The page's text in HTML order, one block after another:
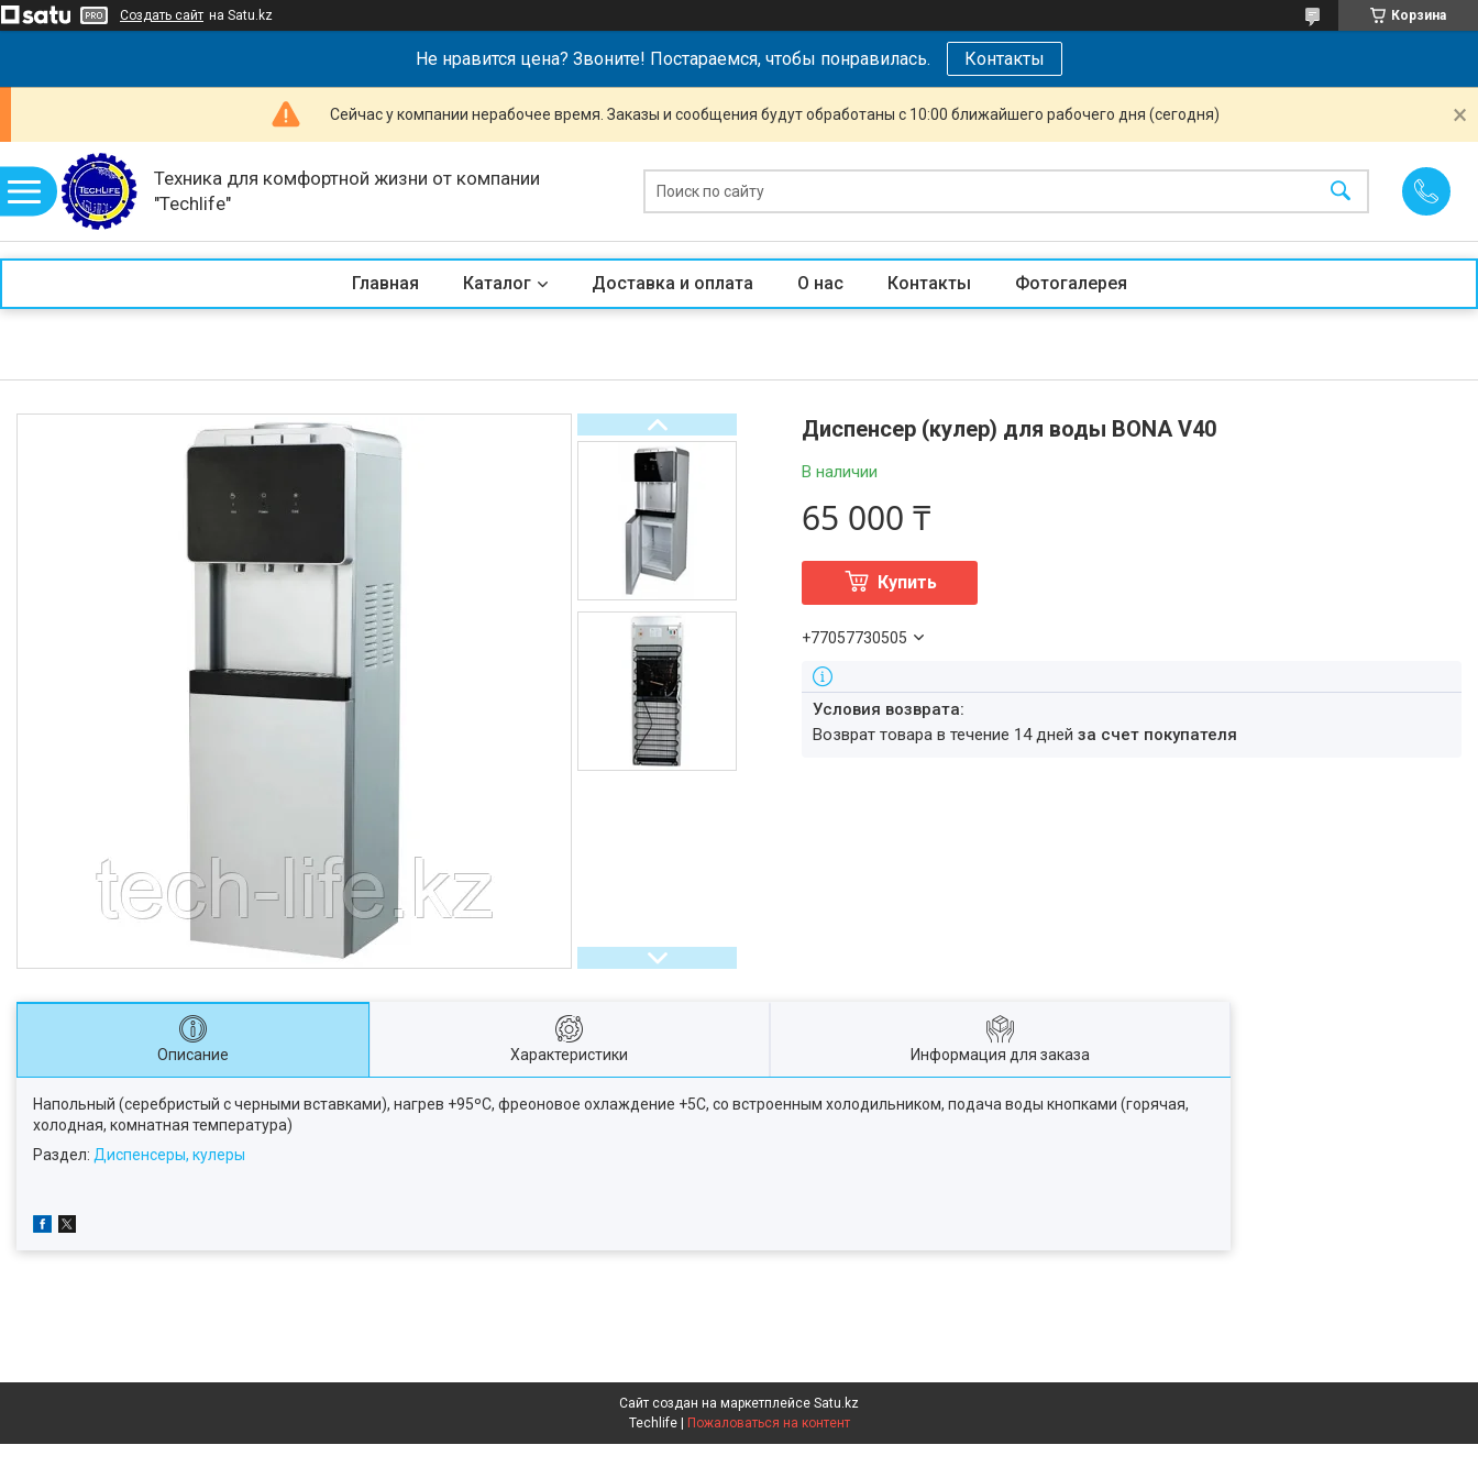
Создать сайт на Satu.kz Корзина
Не нравится цена? Звоните! Постараемся, чтобы понравилась. Контакты
Сейчас у компании нерабочее время. Заказы и сообщения будут обработаны с 10:00 ближайшего рабочего дня (сегодня)
Техника для комфортной жизни от компании
"Techlife"
Главная Каталог Доставка и оплата О нас Контакты Фотогалерея
Диспенсер (кулер) для воды BONA V40
В наличии
65 000 ₸
Купить
+77057730505
возврат товара в течение 14 днейза счет покупателя
Описание Характеристики Информация для заказа
Напольный (серебристый с черными вставками), нагрев +95ºС, фреоновое охлаждение +5С, со встроенным холодильником, подача воды кнопками (горячая,
холодная, комнатная температура)
Раздел: Диспенсеры, кулеры
Сайт создан на маркетплейсе Satu.kz
Пожаловаться на контент